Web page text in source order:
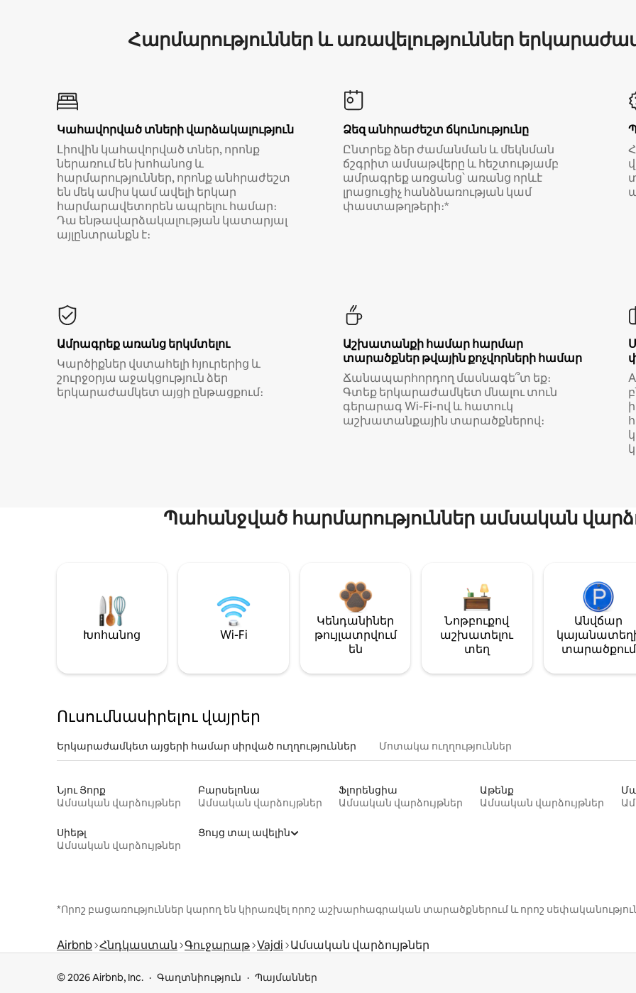
Հարմարություններ և առավելություններ
Կահավորված տների վարձակալություն
Լիովին կահավորված տներ, որոնք
ներառում են խոհանոց և
հարմարություններ, որոնք անհրաժեշտ
են մեկ ամիս կամ ավելի երկար
հարմարավետորեն ապրելու համար։
Դա ենթավարձակալության կատարյալ
այլընտրանքն է։
Ձեզ անհրաժեշտ ճկունությունը
Ընտրեք ձեր ժամանման և մեկնման
ճշգրիտ ամսաթվերը և հեշտությամբ
ամրագրեք առցանց՝ առանց որևէ
լրացուցիչ հանձնառության կամ
փաստաթղթերի։*
Ամրագրեք առանց երկմտելու
Կարծիքներ վստահելի հյուրերից և
շուրջօրյա աջակցություն ձեր
երկարաժամկետ այցի ընթացքում։
Աշխատանքի համար հարմար
տարածքներ թվային քոչվորների համար
Ճանապարհորդող մասնագե՞տ եք։
Գտեք երկարաժամկետ մնալու տուն
գերարագ Wi-Fi-ով և հատուկ
աշխատանքային տարածքներով։
Պահանջված հարմարություններ ամսական
Խոհանոց Wi-Fi
Կենդանիներ
թույլատրվում
են
Նոթբուքով
աշխատելու
տեղ
Անվճար
տարածքում
Ուսումնասիրելու վայրեր
Երկարաժամկետ այցերի համար սիրված ուղղություններ Մոտակա ուղղություններ
Նյու Յորք
Ամսական վարձույթներ
Բարսելոնա
Ամսական վարձույթներ
Ֆլորենցիա
Ամսական վարձույթներ
Աթենք
Ամսական վարձույթներ
Սիեթլ
Ամսական վարձույթներ
Ցույց տալ ավելին
*Որոշ բացառություններ կարող են կիրառվել որոշ աշխարհագրական տարածքներում և որոշ
Airbnb Հնդկաստան Գուջարաթ Vajdi Ամսական վարձույթներ
© 2026 Airbnb, Inc. Գաղտնիություն Պայմաններ